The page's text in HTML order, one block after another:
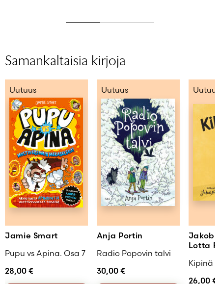
Samankaltaisia kirjoja
Uutuus
Jamie Smart
Pupu vs Apina. Osa 7
28,00 €
Uutuus
Anja Portin
Radio Popovin talvi
30,00 €
Uutuus
Jakob
Lotta
Kipinä
26,00 €